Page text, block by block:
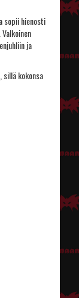
sopii hienosti
ja
sillä kokonsa